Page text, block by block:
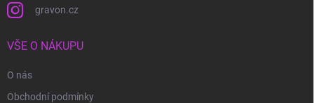
gravon.cz
VŠE O NÁKUPU
O nás
Obchodní podmínky